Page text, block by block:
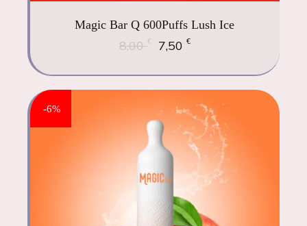
Magic Bar Q 600Puffs Lush Ice
8,00€ 7,50 €
-6%